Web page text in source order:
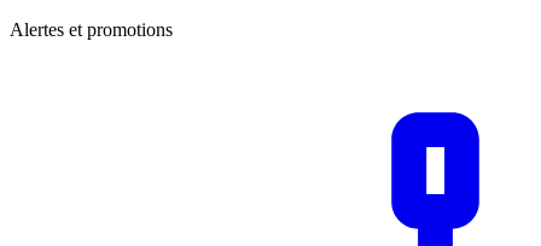
Alertes et promotions